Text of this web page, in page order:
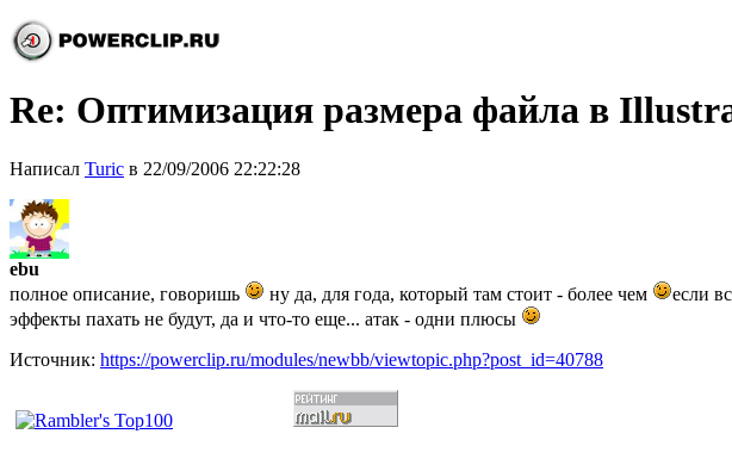
Re: Оптимизация размера файла в
Написал Turic в 22/09/2006 22:22:28
ebu
полное описание, говоришь
ну да, для года, который там стоит - более чем если
эффекты пахать не будут, да и что-то еще... атак - одни плюсы
Источник: https://powerclip.ru/modules/newbb/viewtopic.php?post_id=40788